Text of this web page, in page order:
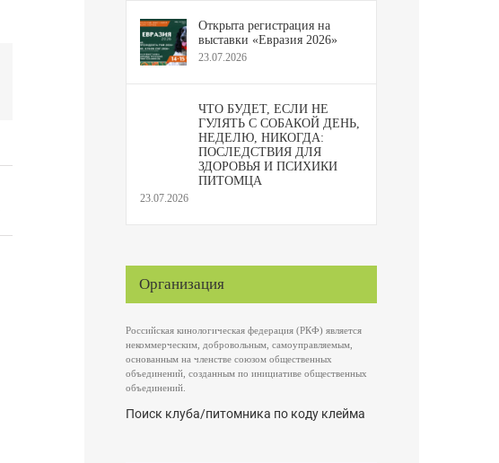
Открыта регистрация на
выставки «Евразия 2026»
23.07.2026
ЧТО БУДЕТ, ЕСЛИ НЕ
ГУЛЯТЬ С СОБАКОЙ ДЕНЬ,
НЕДЕЛЮ, НИКОГДА:
ПОСЛЕДСТВИЯ ДЛЯ
ЗДОРОВЬЯ И ПСИХИКИ
ПИТОМЦА
23.07.2026
Организация
Российская кинологическая федерация (РКФ) является
некоммерческим, добровольным, самоуправляемым,
основанным на членстве союзом общественных
объединений, созданным по инициативе общественных
объединений.
Поиск клуба/питомника по коду клейма